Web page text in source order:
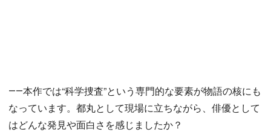
――本作では“科学捜査”という専門的な要素が物語の核にも
なっています。都丸として現場に立ちながら、俳優として
はどんな発見や面白さを感じましたか？